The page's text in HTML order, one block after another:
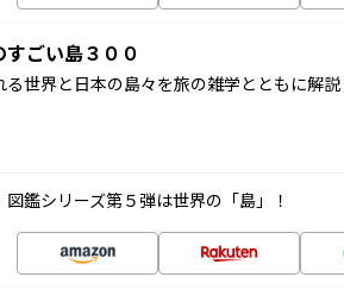
ごい島３００
る世界と日本の島々を旅の雑学とともに解説
図鑑シリーズ第５弾は世界の「島」！